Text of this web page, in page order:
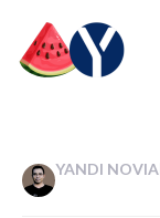
YANDI NOVIA